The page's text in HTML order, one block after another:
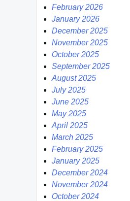
February 2026
January 2026
December 2025
November 2025
October 2025
September 2025
August 2025
July 2025
June 2025
May 2025
April 2025
March 2025
February 2025
January 2025
December 2024
November 2024
October 2024